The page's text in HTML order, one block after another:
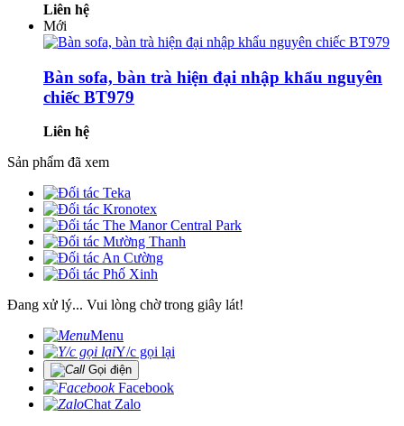
Liên hệ
Mới
Bàn sofa, bàn trà hiện đại nhập khẩu nguyên
chiếc BT979
Liên hệ
Sản phẩm đã xem
Đang xử lý... Vui lòng chờ trong giây lát!
Menu
Y/c gọi lại
Gọi điện
Facebook
Chat Zalo